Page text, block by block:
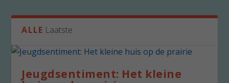
ALLE Laatste
Jeugdsentiment: Het kleine